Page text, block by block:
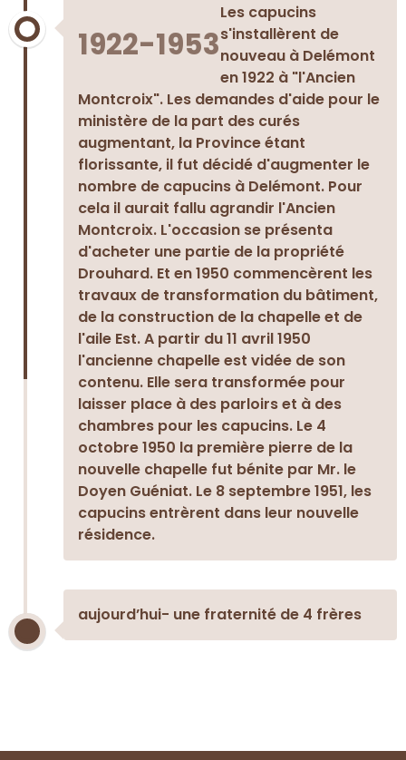
1922-1953
Les capucins
s'installèrent de
nouveau à Delémont
en 1922 à "l'Ancien
Montcroix". Les demandes d'aide pour le
ministère de la part des curés
augmentant, la Province étant
florissante, il fut décidé d'augmenter le
nombre de capucins à Delémont. Pour
cela il aurait fallu agrandir l'Ancien
Montcroix. L'occasion se présenta
d'acheter une partie de la propriété
Drouhard. Et en 1950 commencèrent les
travaux de transformation du bâtiment,
de la construction de la chapelle et de
l'aile Est. A partir du 11 avril 1950
l'ancienne chapelle est vidée de son
contenu. Elle sera transformée pour
laisser place à des parloirs et à des
chambres pour les capucins. Le 4
octobre 1950 la première pierre de la
nouvelle chapelle fut bénite par Mr. le
Doyen Guéniat. Le 8 septembre 1951, les
capucins entrèrent dans leur nouvelle
résidence.
aujourd’hui- une fraternité de 4 frères